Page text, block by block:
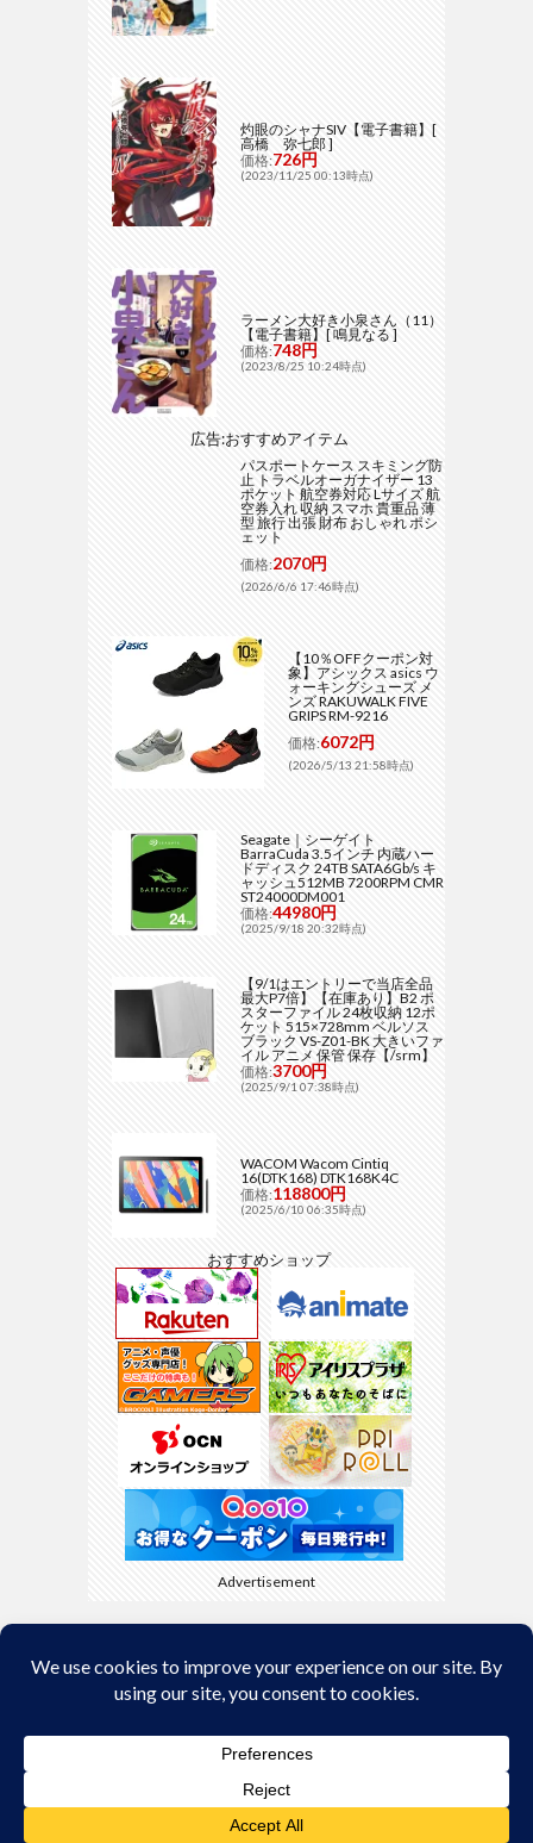
灼眼のシャナSIV【電子書籍】[
高橋 弥七郎 ]
価格:726円
(2023/11/25 00:13時点)
ラーメン大好き小泉さん（11）
【電子書籍】[ 鳴見なる ]
価格:748円
(2023/8/25 10:24時点)
広告:おすすめアイテム
パスポートケース スキミング防
止 トラベルオーガナイザー 13
ポケット 航空券対応 Lサイズ 航
空券入れ 収納 スマホ 貴重品 薄
型 旅行 出張 財布 おしゃれ ポシ
ェット
価格:2070円
(2026/6/6 17:46時点)
【10％OFFクーポン対
象】アシックス asics ウ
ォーキングシューズ メ
ンズ RAKUWALK FIVE
GRIPS RM-9216
価格:6072円
(2026/5/13 21:58時点)
Seagate｜シーゲイト
BarraCuda 3.5インチ 内蔵ハー
ドディスク 24TB SATA6Gb/s キ
ャッシュ512MB 7200RPM CMR
ST24000DM001
価格:44980円
(2025/9/18 20:32時点)
【9/1はエントリーで当店全品
最大P7倍】【在庫あり】B2 ポ
スターファイル 24枚収納 12ポ
ケット 515×728mm ベルソス
ブラック VS-Z01-BK 大きいファ
イル アニメ 保管 保存【/srm】
価格:3700円
(2025/9/1 07:38時点)
WACOM Wacom Cintiq
16(DTK168) DTK168K4C
価格:118800円
(2025/6/10 06:35時点)
おすすめショップ
Advertisement
Back to Top
© Copyright 2026kyamaBlog